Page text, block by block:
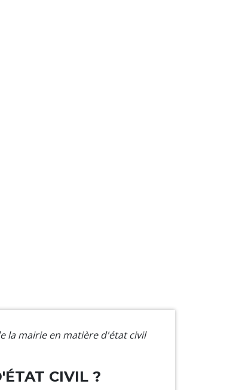
la mairie en matière d'état civil
CIVIL ?